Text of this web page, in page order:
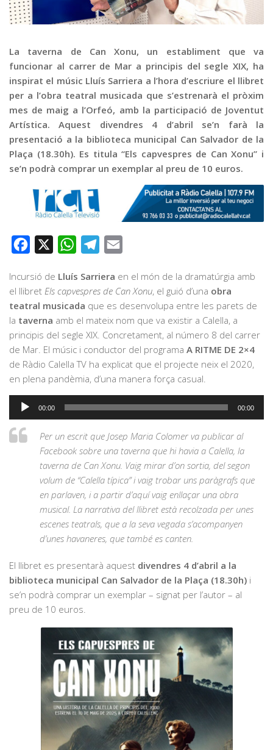
Publicitat
Contacte
La taverna de Can Xonu, un establiment que va
funcionar al carrer de Mar a principis del segle XIX, ha
inspirat el músic Lluís Sarriera a l’hora d’escriure el llibret
per a l’obra teatral musicada que s’estrenarà el pròxim
mes de maig a l’Orfeó, amb la participació de Joventut
Artística. Aquest divendres 4 d’abril se’n farà la
presentació a la biblioteca municipal Can Salvador de la
Plaça (18.30h). Es titula “Els capvespres de Can Xonu” i
se’n podrà comprar un exemplar al preu de 10 euros.
Facebook WhatsAppTelegram
Incursió de Lluís Sarriera en el món de la dramatúrgia amb
el llibret Els capvespres de Can Xonu, el guió d’una obra
teatral musicada que es desenvolupa entre les parets de
la taverna amb el mateix nom que va existir a Calella, a
principis del segle XIX. Concretament, al número 8 del carrer
de Mar. El músic i conductor del programa A RITME DE 2×4
de Ràdio Calella TV ha explicat que el projecte neix el 2020,
en plena pandèmia, d’una manera força casual.
Reproductor
00:00 00:00
Per un escrit que Josep Maria Colomer va publicar al
Facebook sobre una taverna que hi havia a Calella, la
taverna de Can Xonu. Vaig mirar d’on sortia, del segon
volum de “Calella típica” i vaig trobar uns paràgrafs que
en parlaven, i a partir d’aquí vaig enllaçar una obra
musical. La narrativa del llibret està recolzada per unes
escenes teatrals, que a la seva vegada s’acompanyen
d’unes havaneres, que també es canten.
El llibret es presentarà aquest divendres 4 d’abril a la
biblioteca municipal Can Salvador de la Plaça (18.30h) i
se’n podrà comprar un exemplar – signat per l’autor – al
preu de 10 euros.